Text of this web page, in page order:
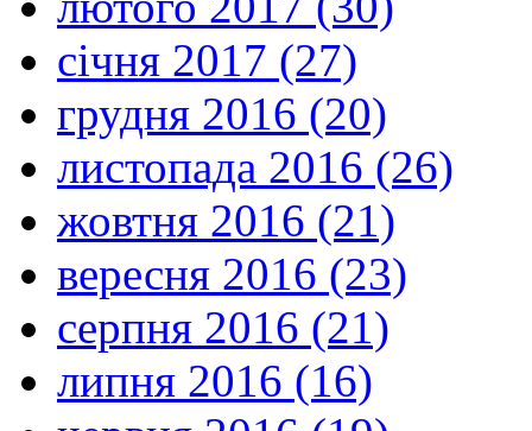
січня 2017 (27)
грудня 2016 (20)
листопада 2016 (26)
жовтня 2016 (21)
вересня 2016 (23)
серпня 2016 (21)
липня 2016 (16)